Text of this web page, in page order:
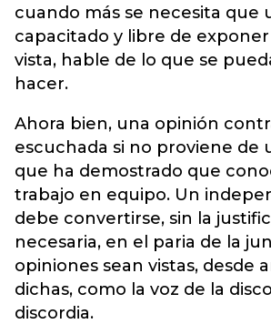
cuando más se necesita que
capacitado y libre de
vista, hable de lo que se
hacer.
Ahora bien, una opinión
escuchada si no proviene de
que ha demostrado que
trabajo en equipo. Un
debe convertirse, sin la
necesaria, en el paria de la
opiniones sean vistas, desde
dichas, como la voz de la
discordia.